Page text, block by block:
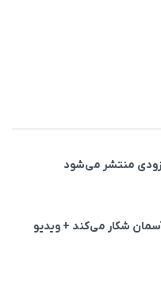
شکار می‌کند + ویدیو